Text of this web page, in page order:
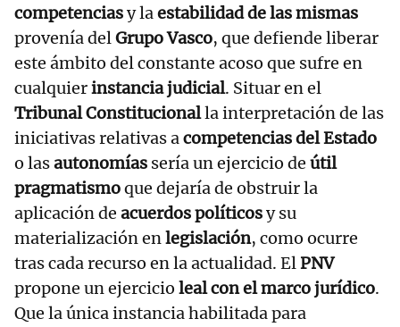
competenciasy laestabilidad de las mismas
provenía delGrupo Vasco, que defiende liberar
este ámbito del constante acoso que sufre en
cualquierinstancia judicial. Situar en el
Tribunal Constitucionalla interpretación de las
iniciativas relativas acompetencias del Estado
o lasautonomías sería un ejercicio de útil
pragmatismoque dejaría de obstruir la
aplicación de acuerdos políticosy su
materialización enlegislación, como ocurre
tras cada recurso en la actualidad. ElPNV
propone un ejercicio leal con el marco jurídico.
Que la única instancia habilitada para